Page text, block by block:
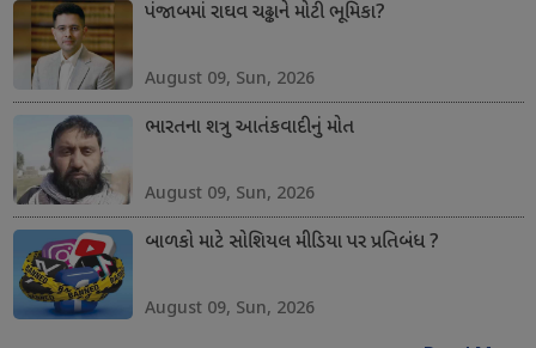
પંજાબમાં રાઘવ ચઢ્ઢાને મોટી ભૂમિકા?
August 09, Sun, 2026
ભારતના શત્રુ આતંકવાદીનું મોત
August 09, Sun, 2026
બાળકો માટે સોશિયલ મીડિયા પર પ્રતિબંધ ?
August 09, Sun, 2026